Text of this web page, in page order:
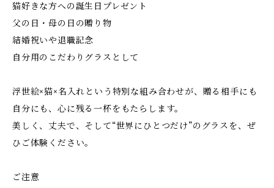
猫好きな方への誕生日プレゼント
父の日・母の日の贈り物
結婚祝いや退職記念
自分用のこだわりグラスとして
浮世絵×猫×名入れという特別な組み合わせが、贈る相手にも
自分にも、心に残る一杯をもたらします。
美しく、丈夫で、そして“世界にひとつだけ”のグラスを、ぜ
ひご体験ください。
ご注意